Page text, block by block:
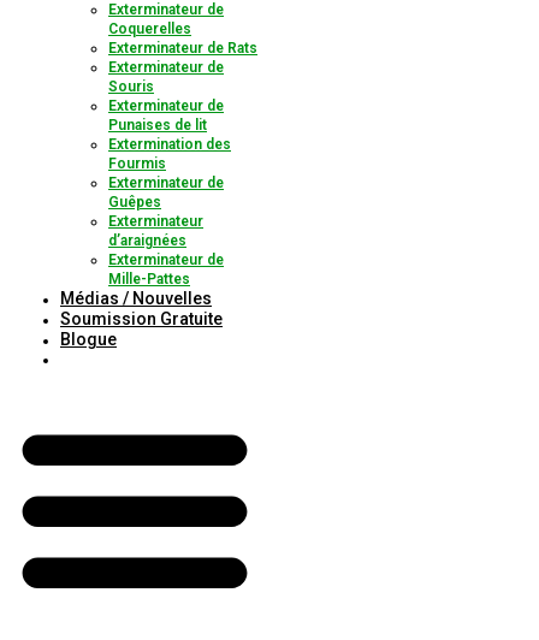
Exterminateur de
Coquerelles
Exterminateur de Rats
Exterminateur de
Souris
Exterminateur de
Punaises de lit
Extermination des
Fourmis
Exterminateur de
Guêpes
Exterminateur
d’araignées
Exterminateur de
Mille-Pattes
Médias / Nouvelles
Soumission Gratuite
Blogue